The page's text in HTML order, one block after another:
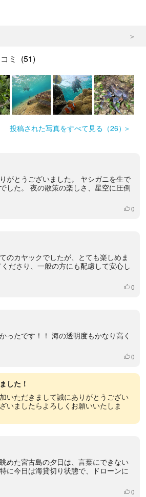
ミ (51)
投稿された写真をすべて見る（26）
がとうございました。 ヤシガニを生で
した。 夜の散策の楽しさ、星空に圧倒
いいね
0
のカヤックでしたが、とても楽しめま
ださり、一般の方にも配慮して安心し
いいね
0
ったです！！ 海の透明度もかなり高く
いいね
0
した！
いただきまして誠にありがとうござい
いましたらよろしくお願いいたしま
めた宮古島の夕日は、言葉にできない
に今日は海貸切り状態で、ドローンに
いいね
0